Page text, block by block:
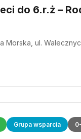
do 6.r.ż –
Morska, ul.
Grupa wsparcia